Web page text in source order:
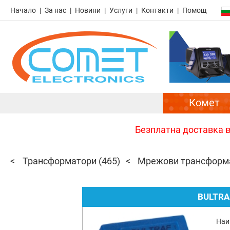
Начало За нас Новини Услуги Контакти Помощ
Комет
Безплатна доставка
Трансформатори (465) Мрежови